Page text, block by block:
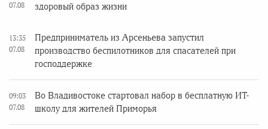
07.08
здоровый образ жизни
13:35
07.08
Предприниматель из Арсеньева запустил
производство беспилотников для спасателей при
господдержке
09:03
07.08
Во Владивостоке стартовал набор в бесплатную ИТ-
школу для жителей Приморья